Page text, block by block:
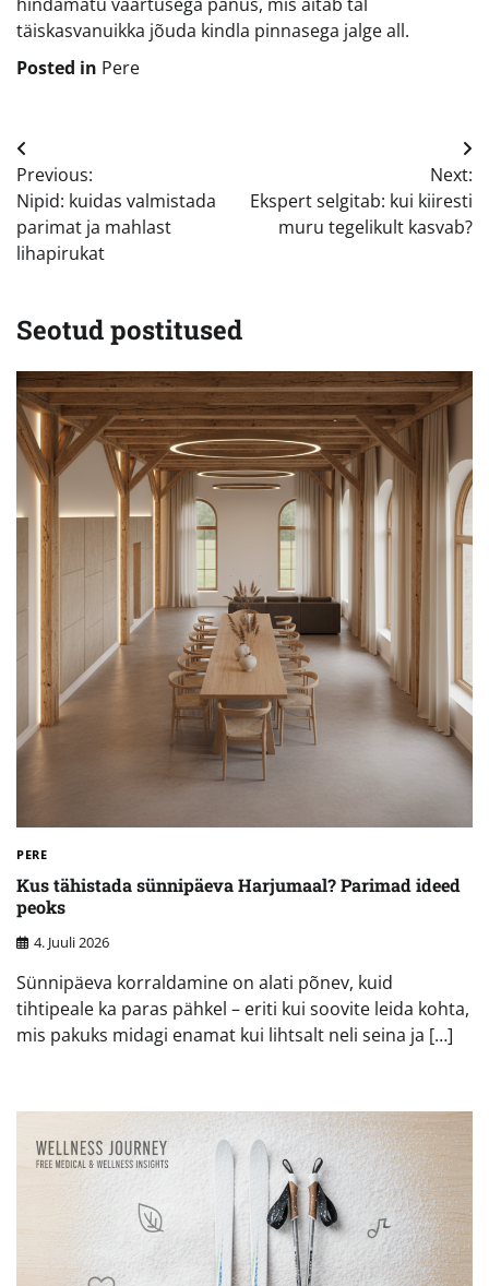
täiskasvanuikka jõuda kindla pinnasega jalge all.
Posted in Pere
Navigeerimine
Previous:
Nipid: kuidas valmistada
parimat ja mahlast
lihapirukat
Next:
Ekspert selgitab: kui kiiresti
muru tegelikult kasvab?
Seotud postitused
PERE
Kus tähistada sünnipäeva Harjumaal? Parimad ideed
peoks
4. Juuli 2026
Sünnipäeva korraldamine on alati põnev, kuid
tihtipeale ka paras pähkel – eriti kui soovite leida kohta,
mis pakuks midagi enamat kui lihtsalt neli seina ja […]